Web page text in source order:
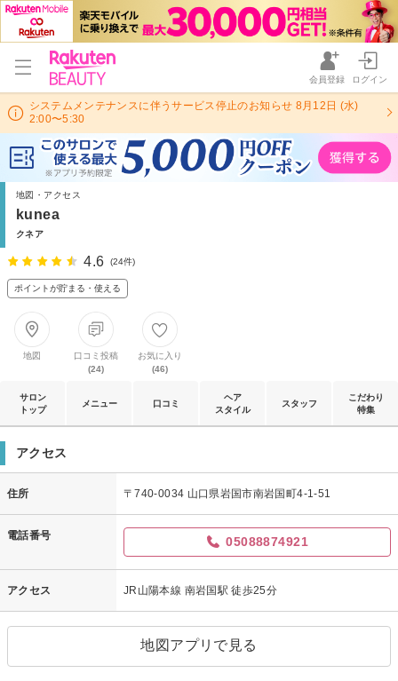
会員登録 ログイン
システムメンテナンスに伴うサービス停止のお知らせ 8月12日 (水)
2:00〜5:30
地図・アクセス
kunea
クネア
4.6 (24件)
ポイントが貯まる・使える
地図
口コミ投稿
(24)
お気に入り
(46)
サロン
トップ
メニュー 口コミ
ヘア
スタイル
スタッフ
こだわり
特集
アクセス
住所 〒740-0034 山口県岩国市南岩国町4-1-51
電話番号 05088874921
アクセス JR山陽本線 南岩国駅 徒歩25分
地図アプリで見る